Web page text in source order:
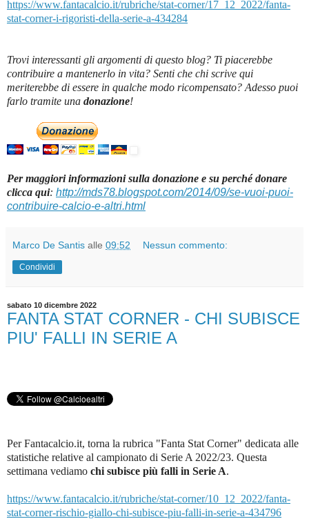
https://www.fantacalcio.it/rubriche/stat-corner/17_12_2022/fanta-
stat-corner-i-rigoristi-della-serie-a-434284
Trovi interessanti gli argomenti di questo blog? Ti piacerebbe
contribuire a mantenerlo in vita? Senti che chi scrive qui
meriterebbe di essere in qualche modo ricompensato? Adesso puoi
farlo tramite una donazione!
Per maggiori informazioni sulla donazione e su perché donare
clicca qui: http://mds78.blogspot.com/2014/09/se-vuoi-puoi-
contribuire-calcio-e-altri.html
Marco De Santis alle 09:52 Nessun commento:
Condividi
sabato 10 dicembre 2022
FANTA STAT CORNER - CHI SUBISCE
PIU' FALLI IN SERIE A
Per Fantacalcio.it, torna la rubrica "Fanta Stat Corner" dedicata alle
statistiche relative al campionato di Serie A 2022/23. Questa
settimana vediamo chi subisce più falli in Serie A.
https://www.fantacalcio.it/rubriche/stat-corner/10_12_2022/fanta-
stat-corner-rischio-giallo-chi-subisce-piu-falli-in-serie-a-434796